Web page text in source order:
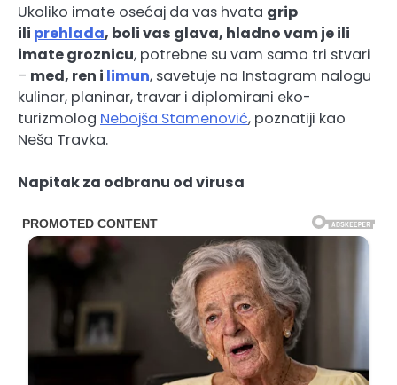
Ukoliko imate osećaj da vas hvata grip
ili prehlada, boli vas glava, hladno vam je ili
imate groznicu, potrebne su vam samo tri stvari
– med, ren i limun, savetuje na Instagram nalogu
kulinar, planinar, travar i diplomirani eko-
turizmolog Nebojša Stamenović, poznatiji kao
Neša Travka.
Napitak za odbranu od virusa